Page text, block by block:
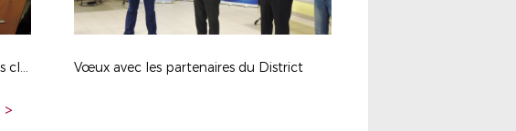
Réunion avec les services civiques des clubs le 24-2-18 Vœux avec les partenaires du District
>